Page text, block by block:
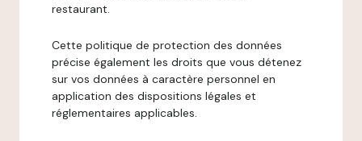
restaurant.
Cette politique de protection des données
précise également les droits que vous détenez
sur vos données à caractère personnel en
application des dispositions légales et
réglementaires applicables.